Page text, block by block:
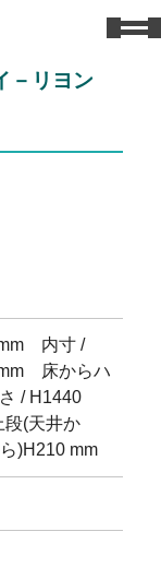
－リヨン
内寸 /
床からハ
/ H1440
(天井か
)H210 mm